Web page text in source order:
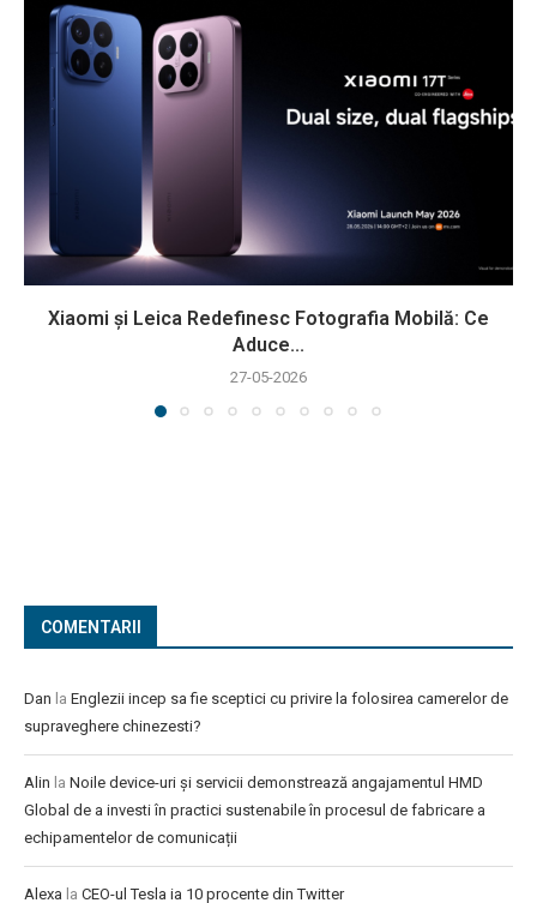
Xiaomi și Leica Redefinesc Fotografia Mobilă: Ce
Aduce...
27-05-2026
COMENTARII
Dan la Englezii incep sa fie sceptici cu privire la folosirea camerelor de
supraveghere chinezesti?
Alin la Noile device-uri și servicii demonstrează angajamentul HMD
Global de a investi în practici sustenabile în procesul de fabricare a
echipamentelor de comunicații
Alexa la CEO-ul Tesla ia 10 procente din Twitter